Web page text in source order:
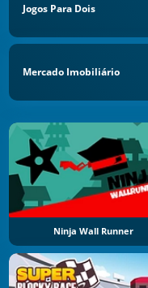
Jogos Para Dois
Mercado Imobiliário
Ninja Wall Runner